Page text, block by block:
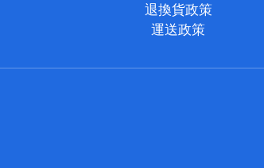
退換貨政策
運送政策